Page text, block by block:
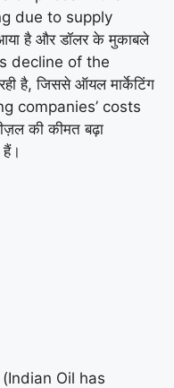
due to supply
है और डॉलर के मुकाबले
decline of the
है, जिससे ऑयल मार्केटिंग
companies’ costs
की कीमत बढ़ा
(Indian Oil has